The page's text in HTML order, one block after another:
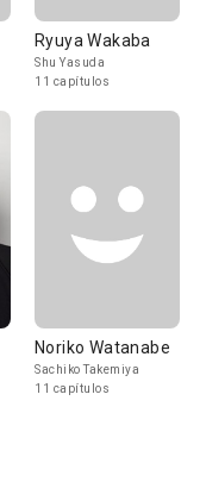
Ryuya Wakaba
Shu Yasuda
11 capítulos
Noriko Watanabe
Sachiko Takemiya
11 capítulos